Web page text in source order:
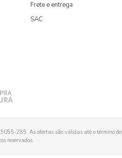
Frete e entrega
SAC
285. As ofertas são válidas até o término de
reservados.